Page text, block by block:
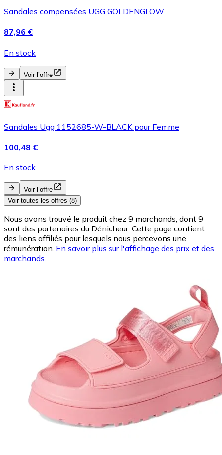
Sandales compensées UGG GOLDENGLOW
87,96 €
En stock
Voir l’offre
Sandales Ugg 1152685-W-BLACK pour Femme
100,48 €
En stock
Voir l’offre
Voir toutes les offres (8)
Nous avons trouvé le produit chez 9 marchands, dont 9
sont des partenaires du Dénicheur. Cette page contient
des liens affiliés pour lesquels nous percevons une
rémunération. En savoir plus sur l'affichage des prix et des
marchands.